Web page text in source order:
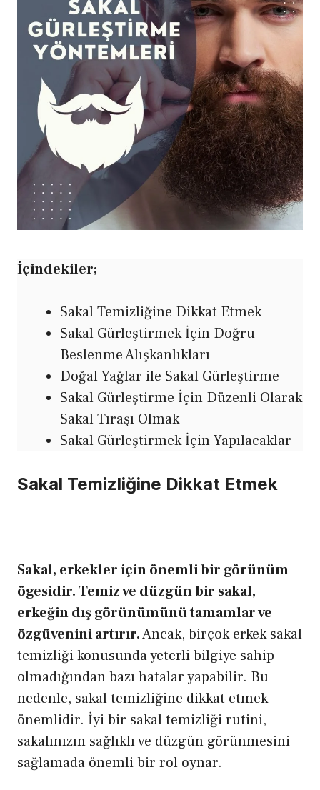
İçindekiler;
Sakal Temizliğine Dikkat Etmek
Sakal Gürleştirmek İçin Doğru
Beslenme Alışkanlıkları
Doğal Yağlar ile Sakal Gürleştirme
Sakal Gürleştirme İçin Düzenli Olarak
Sakal Tıraşı Olmak
Sakal Gürleştirmek İçin Yapılacaklar
Sakal Temizliğine Dikkat Etmek
Sakal, erkekler için önemli bir görünüm
ögesidir. Temiz ve düzgün bir sakal,
erkeğin dış görünümünü tamamlar ve
özgüvenini artırır.Ancak, birçok erkek sakal
temizliği konusunda yeterli bilgiye sahip
olmadığından bazı hatalar yapabilir. Bu
nedenle, sakal temizliğine dikkat etmek
önemlidir. İyi bir sakal temizliği rutini,
sakalınızın sağlıklı ve düzgün görünmesini
sağlamada önemli bir rol oynar.